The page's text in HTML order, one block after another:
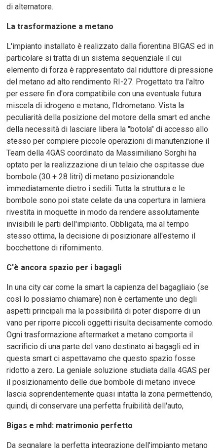
di alternatore.
La trasformazione a metano
L'impianto installato è realizzato dalla fiorentina BIGAS ed in
particolare si tratta di un sistema sequenziale il cui
elemento di forza è rappresentato dal riduttore di pressione
del metano ad alto rendimento RI-27. Progettato tra l'altro
per essere fin d'ora compatibile con una eventuale futura
miscela di idrogeno e metano, l'Idrometano. Vista la
peculiarità della posizione del motore della smart ed anche
della necessità di lasciare libera la "botola" di accesso allo
stesso per compiere piccole operazioni di manutenzione il
Team della 4GAS coordinato da Massimiliano Sorghi ha
optato per la realizzazione di un telaio che ospitasse due
bombole (30 + 28 litri) di metano posizionandole
immediatamente dietro i sedili. Tutta la struttura e le
bombole sono poi state celate da una copertura in lamiera
rivestita in moquette in modo da rendere assolutamente
invisibili le parti dell'impianto. Obbligata, ma al tempo
stesso ottima, la decisione di posizionare all'esterno il
bocchettone di rifornimento.
C'è ancora spazio per i bagagli
In una city car come la smart la capienza del bagagliaio (se
così lo possiamo chiamare) non è certamente uno degli
aspetti principali ma la possibilità di poter disporre di un
vano per riporre piccoli oggetti risulta decisamente comodo.
Ogni trasformazione aftermarket a metano comporta il
sacrificio di una parte del vano destinato ai bagagli ed in
questa smart ci aspettavamo che questo spazio fosse
ridotto a zero. La geniale soluzione studiata dalla 4GAS per
il posizionamento delle due bombole di metano invece
lascia soprendentemente quasi intatta la zona permettendo,
quindi, di conservare una perfetta fruibilità dell'auto,
Bigas e mhd: matrimonio perfetto
Da segnalare la perfetta integrazione dell'impianto metano